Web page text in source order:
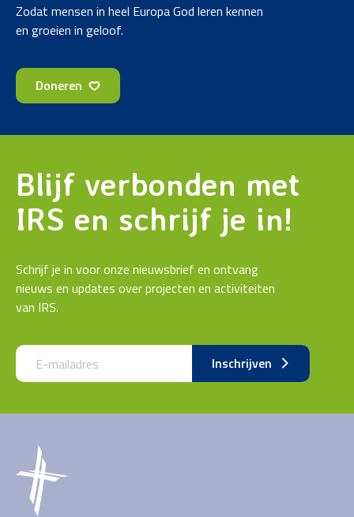
Zodat mensen in heel Europa God leren kennen
en groeien in geloof.
Doneren
Blijf verbonden met
IRS en schrijf je in!
Schrijf je in voor onze nieuwsbrief en ontvang
nieuws en updates over projecten en activiteiten
van IRS.
Call me back by fax Inschrijven